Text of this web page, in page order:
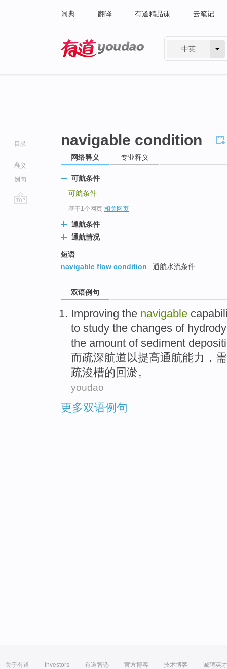
词典 翻译 有道精品课 云笔记
中英
目录
释义
例句
navigable condition
网络释义 专业释义
可航条件
可航条件
基于1个网页-相关网页
通航条件
通航情况
短语
navigable flow condition
通航水流条件
双语例句
Improving the navigable
to study the changes of
the amount ofsediment
而疏深航道以提高通航能力 ，
疏浚槽的 回淤。
youdao
更多双语例句
关于有道 Investors 有道智选 官方博客 技术博客 诚聘英才